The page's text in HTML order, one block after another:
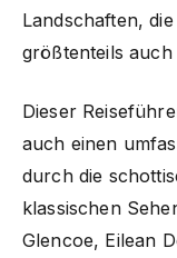
Landschaften,
größtenteils auch
Dieser
auch einen
durch die
klassischen
Glencoe, Eilean